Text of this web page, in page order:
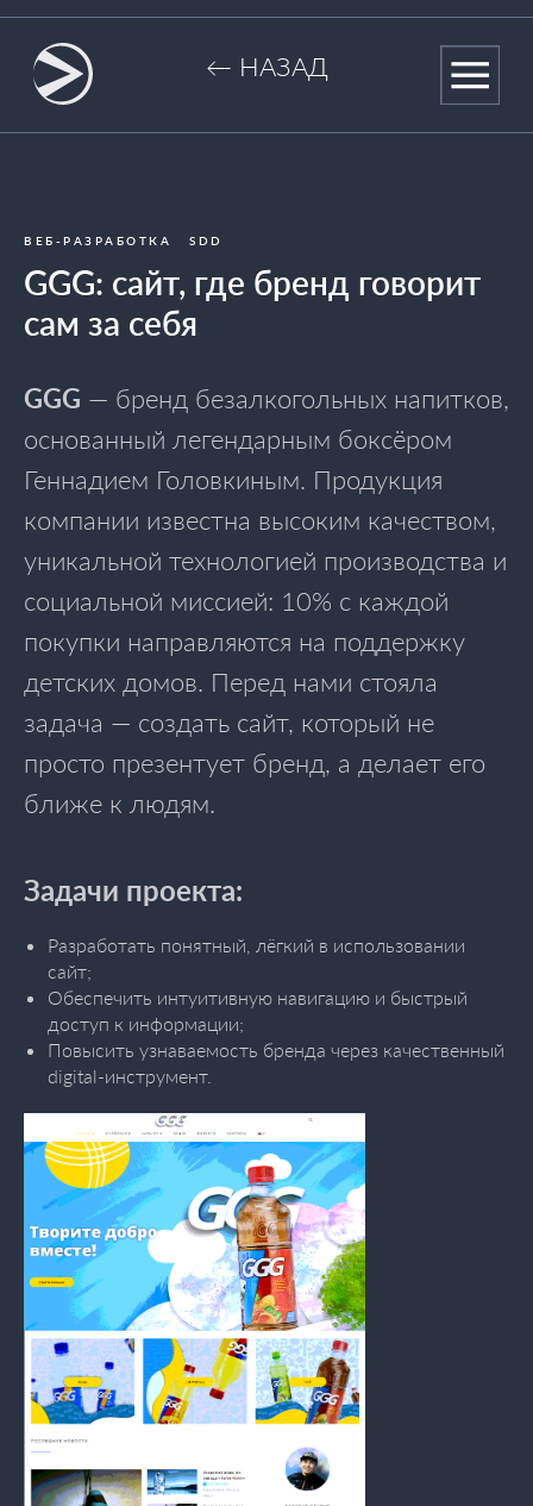
ВЕБ-РАЗРАБОТКА SDD
GGG: сайт, где бренд говорит
сам за себя
GGG — бренд безалкогольных напитков,
основанный легендарным боксёром
Геннадием Головкиным. Продукция
компании известна высоким качеством,
уникальной технологией производства и
социальной миссией: 10% с каждой
покупки направляются на поддержку
детских домов. Перед нами стояла
задача — создать сайт, который не
просто презентует бренд, а делает его
ближе к людям.
Задачи проекта:
Разработать понятный, лёгкий в использовании
сайт;
Обеспечить интуитивную навигацию и быстрый
доступ к информации;
Повысить узнаваемость бренда через качественный
digital-инструмент.